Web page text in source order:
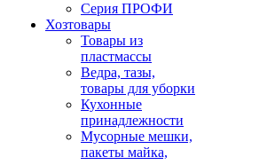
Серия ПРОФИ
Хозтовары
Товары из
пластмассы
Ведра, тазы,
товары для уборки
Кухонные
принадлежности
Мусорные мешки,
пакеты майка,